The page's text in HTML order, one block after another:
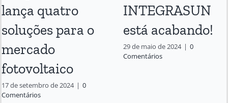
lança quatro
soluções para o
mercado
fotovoltaico
17 de setembro de 2024 | 0
Comentários
INTEGRASUN
está acabando!
29 de maio de 2024 | 0
Comentários